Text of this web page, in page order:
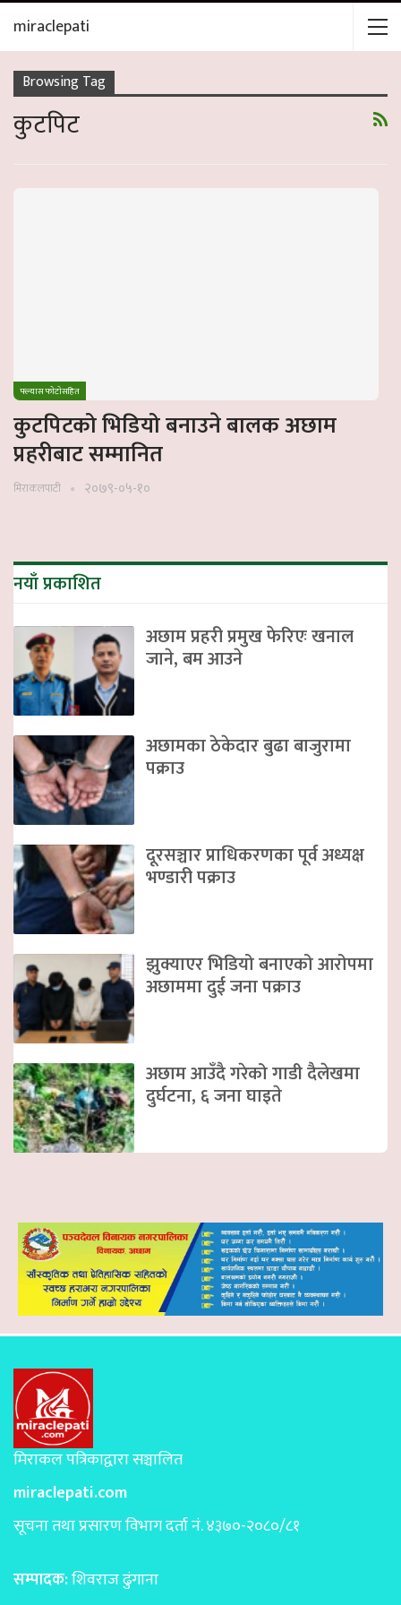
miraclepati
Browsing Tag
कुटपिट
फ्ल्यास फाेटाेसहित
कुटपिटको भिडियो बनाउने बालक अछाम
प्रहरीबाट सम्मानित
मिराकलपाटी २०७९-०५-१०
नयाँ प्रकाशित
अछाम प्रहरी प्रमुख फेरिएः खनाल
जाने, बम आउने
अछामका ठेकेदार बुढा बाजुरामा
पक्राउ
दूरसञ्चार प्राधिकरणका पूर्व अध्यक्ष
भण्डारी पक्राउ
झुक्याएर भिडियो बनाएको आरोपमा
अछाममा दुई जना पक्राउ
अछाम आउँदै गरेको गाडी दैलेखमा
दुर्घटना, ६ जना घाइते
मिराकल पत्रिकाद्वारा सञ्चालित
miraclepati.com
सूचना तथा प्रसारण विभाग दर्ता नं. ४३७०-२०८०/८१
सम्पादक:शिवराज ढुंगाना